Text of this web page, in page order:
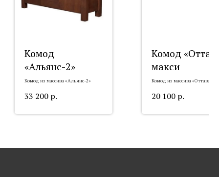
Комод
«Альянс-2»
Комод из массива «Альянс-2»
33 200 р.
Комод
макси
Комод из массива «Оттава»
20 100 р.